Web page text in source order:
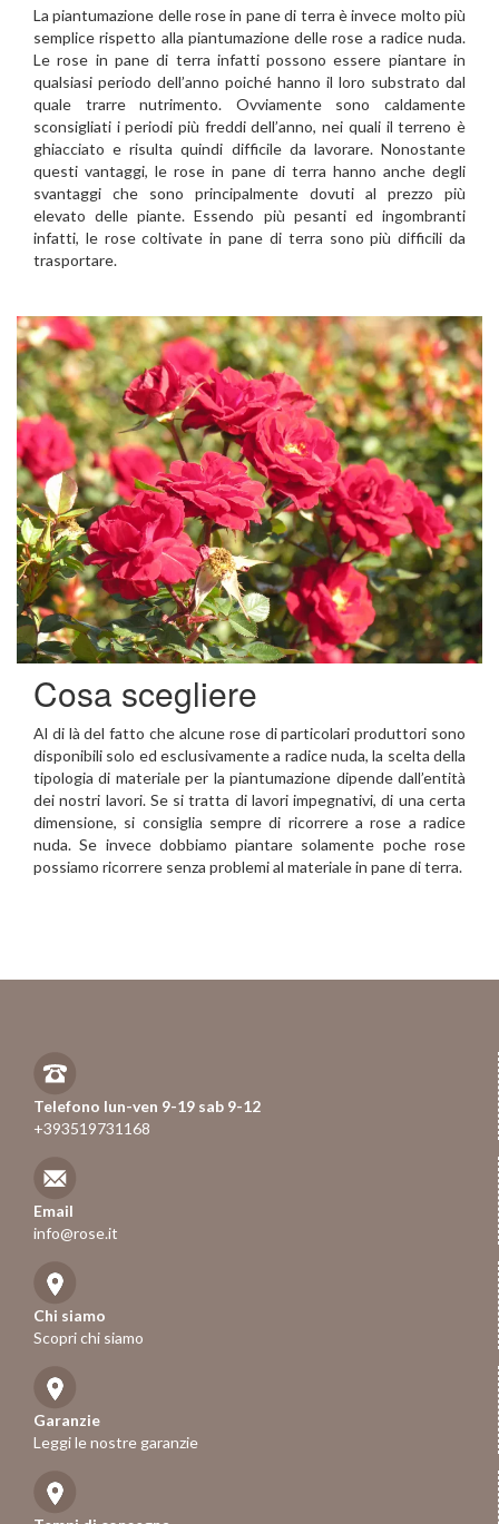
La piantumazione delle rose in pane di terra è invece molto più
semplice rispetto alla piantumazione delle rose a radice nuda.
Le rose in pane di terra infatti possono essere piantare in
qualsiasi periodo dell’anno poiché hanno il loro substrato dal
quale trarre nutrimento. Ovviamente sono caldamente
sconsigliati i periodi più freddi dell’anno, nei quali il terreno è
ghiacciato e risulta quindi difficile da lavorare. Nonostante
questi vantaggi, le rose in pane di terra hanno anche degli
svantaggi che sono principalmente dovuti al prezzo più
elevato delle piante. Essendo più pesanti ed ingombranti
infatti, le rose coltivate in pane di terra sono più difficili da
trasportare.
Cosa scegliere
Al di là del fatto che alcune rose di particolari produttori sono
disponibili solo ed esclusivamente a radice nuda, la scelta della
tipologia di materiale per la piantumazione dipende dall’entità
dei nostri lavori. Se si tratta di lavori impegnativi, di una certa
dimensione, si consiglia sempre di ricorrere a rose a radice
nuda. Se invece dobbiamo piantare solamente poche rose
possiamo ricorrere senza problemi al materiale in pane di terra.
Telefono lun-ven 9-19 sab 9-12
+393519731168
Email
info@rose.it
Chi siamo
Scopri chi siamo
Garanzie
Leggi le nostre garanzie